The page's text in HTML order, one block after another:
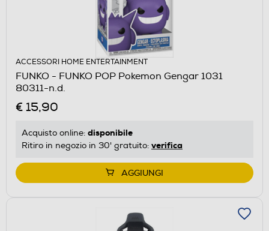
ACCESSORI HOME ENTERTAINMENT
FUNKO - FUNKO POP Pokemon Gengar 1031
80311-n.d.
€ 15,90
Acquisto online: disponibile
Ritiro in negozio in 30' gratuito: verifica
AGGIUNGI